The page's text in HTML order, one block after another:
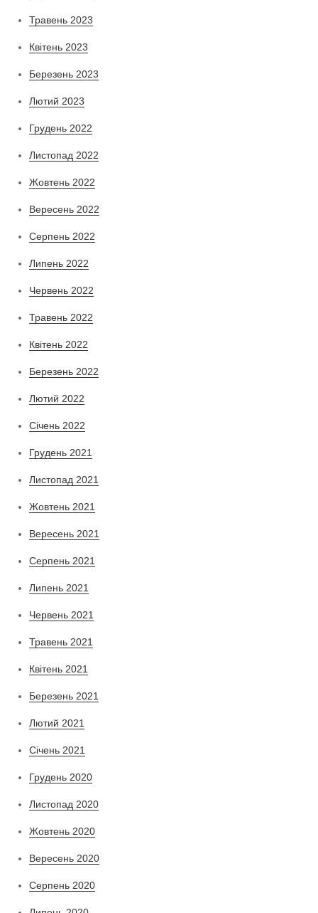
Травень 2023
Квітень 2023
Березень 2023
Лютий 2023
Грудень 2022
Листопад 2022
Жовтень 2022
Вересень 2022
Серпень 2022
Липень 2022
Червень 2022
Травень 2022
Квітень 2022
Березень 2022
Лютий 2022
Січень 2022
Грудень 2021
Листопад 2021
Жовтень 2021
Вересень 2021
Серпень 2021
Липень 2021
Червень 2021
Травень 2021
Квітень 2021
Березень 2021
Лютий 2021
Січень 2021
Грудень 2020
Листопад 2020
Жовтень 2020
Вересень 2020
Серпень 2020